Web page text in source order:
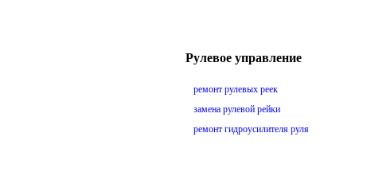
Рулевое управление
ремонт рулевых реек
замена рулевой рейки
ремонт гидроусилителя руля